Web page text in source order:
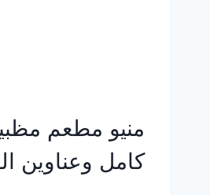
منيو مطعم
كامل وعناوين